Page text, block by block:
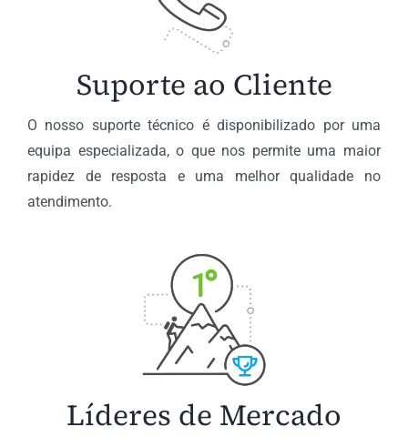
Suporte ao Cliente
O nosso suporte técnico é disponibilizado por uma
equipa especializada, o que nos permite uma maior
rapidez de resposta e uma melhor qualidade no
atendimento.
Líderes de Mercado